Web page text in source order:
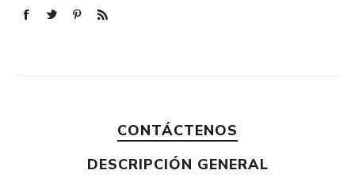
CONTÁCTENOS
DESCRIPCIÓN GENERAL